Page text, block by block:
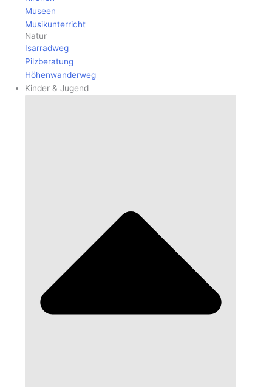
Museen
Musikunterricht
Natur
Isarradweg
Pilzberatung
Höhenwanderweg
Kinder & Jugend